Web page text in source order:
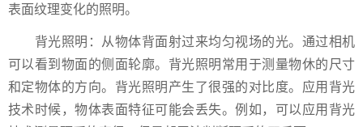
表面纹理变化的照明。
背光照明：从物体背面射过来均匀视场的光。通过相机
可以看到物面的侧面轮廓。背光照明常用于测量物休的尺寸
和定物体的方向。背光照明产生了很强的对比度。应用背光
技术时候，物体表面特征可能会丢失。例如，可以应用背光